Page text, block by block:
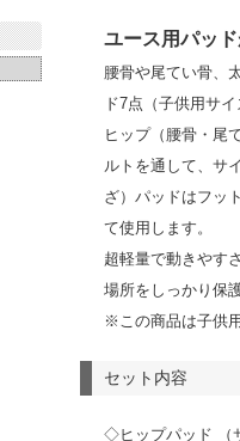
ユース用パッ
腰骨や尾てい骨、
ド7点（子供用サ
ヒップ（腰骨・尾
ルトを通して、サ
ざ）パッドはフッ
て使用します。
超軽量で動きやす
場所をしっかり保
※この商品は子供
セット内容
◇ヒップパッド （